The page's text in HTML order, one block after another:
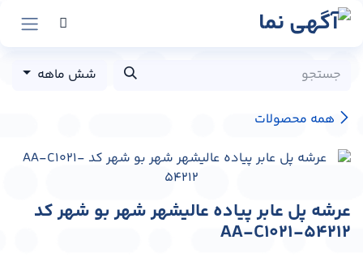
پرش به محتوا
همه محصولات
شش ماهه
عرشه پل عابر پیاده عالیشهر شهر بو شهر کد
AA-C1021-54212